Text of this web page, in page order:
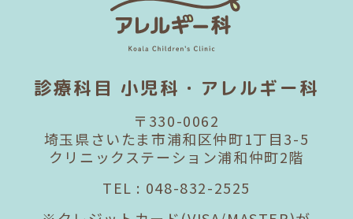
診療科目 小児科・アレルギー科
〒330-0062
埼玉県さいたま市浦和区仲町1丁目3-5
クリニックステーション浦和仲町2階
TEL : 048-832-2525